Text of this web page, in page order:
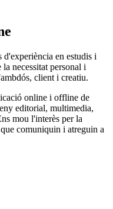
d'experiència en estudis i
necessitat personal i
client i creatiu.
online i offline de
editorial, multimedia,
mou l'interès per la
comuniquin i atreguin a